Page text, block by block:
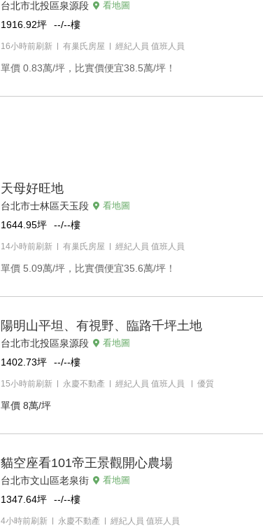
台北市北投區泉源段 看地圖
1916.92坪 --/--樓
16小時前刷新 有巢氏房屋 經紀人員 值班人員
單價 0.83萬/坪，比實價便宜38.5萬/坪！
天母好旺地
台北市士林區天玉段 看地圖
1644.95坪 --/--樓
14小時前刷新 有巢氏房屋 經紀人員 值班人員
單價 5.09萬/坪，比實價便宜35.6萬/坪！
陽明山平坦、有視野、臨路千坪土地
台北市北投區泉源段 看地圖
1402.73坪 --/--樓
15小時前刷新 永慶不動產 經紀人員 值班人員 優質
單價 8萬/坪
貓空座看101帝王景觀開心農場
台北市文山區老泉街 看地圖
1347.64坪 --/--樓
4小時前刷新 永慶不動產 經紀人員 值班人員